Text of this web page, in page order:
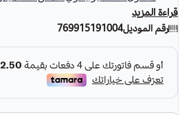
يقوم هذا المستحضر بتقشير عدة
المنتظم.
أحماض السيتريك والغليكوليك
قراءة المزيد
رقم الموديل769915191004